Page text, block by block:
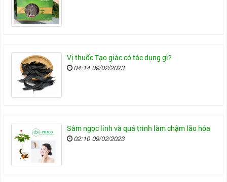
Vị thuốc Tạo giác có tác dụng gì?
04:14 09/02/2023
Sâm ngọc linh và quá trình làm chậm lão hóa
02:10 09/02/2023